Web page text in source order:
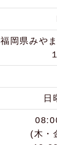
福岡県みや
日
(木・